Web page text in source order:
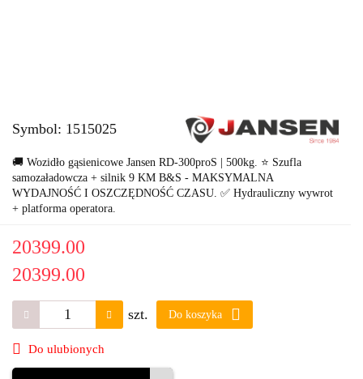
Symbol: 1515025
🚚 Wozidło gąsienicowe Jansen RD-300proS | 500kg. ⭐ Szufla
samozaładowcza + silnik 9 KM B&S - MAKSYMALNA
WYDAJNOŚĆ I OSZCZĘDNOŚĆ CZASU. ✅ Hydrauliczny wywrot
+ platforma operatora.
20399.00
20399.00
szt. Do koszyka
Do ulubionych